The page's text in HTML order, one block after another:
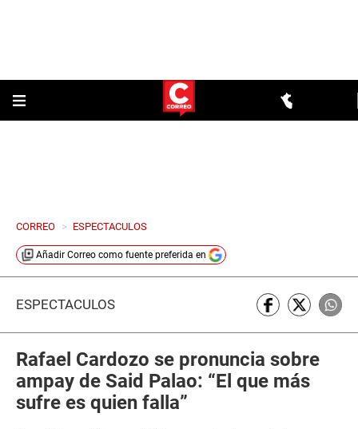
CORREO > ESPECTACULOS
Añadir Correo como fuente preferida en
ESPECTÁCULOS
Rafael Cardozo se pronuncia sobre
ampay de Said Palao: “El que más
sufre es quien falla”